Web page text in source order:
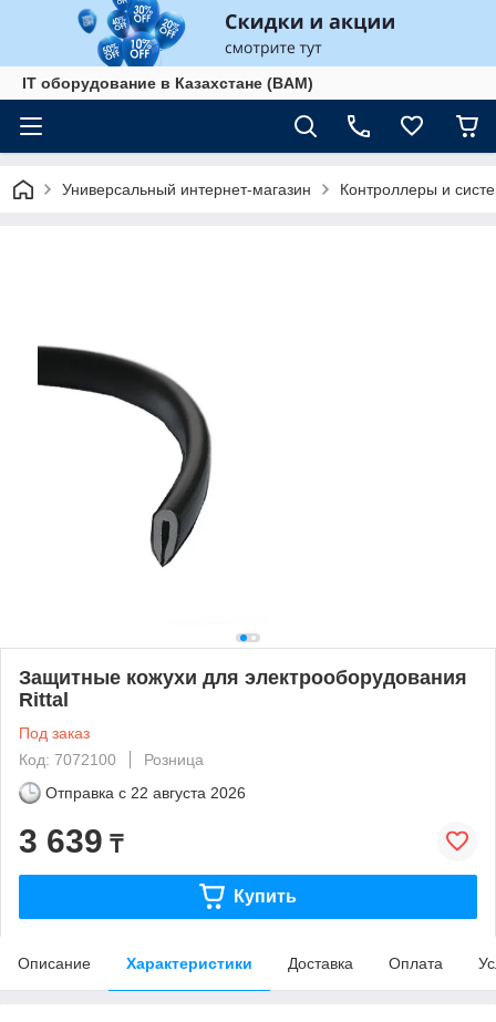
IT оборудование в Казахстане (BAM)
Универсальный интернет-магазин Контроллеры и
Защитные кожухи для электрооборудования
Rittal
Под заказ
Код: 7072100
Розница
Отправка с 22 августа 2026
3 639 ₸
Купить
Описание Характеристики Доставка Оплата